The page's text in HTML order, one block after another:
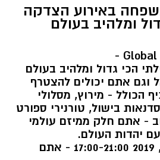
באירוע הצדקה
ומלהיב בעולם
Global
הכי גדול ומלהיב בעולם
וגם אתם יכולים להצטרף
הכולל - מירוץ, מסלולי
בישול, טורנירי ספורט
- אתם חלק ממיזם עולמי
יהדות העולם.
יום חמישי, 13 ביוני, 2019 17:00-21:00 - אתם